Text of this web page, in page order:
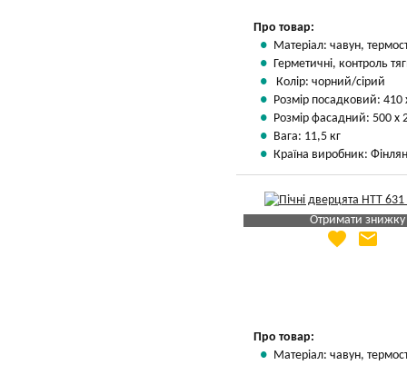
Про товар:
Матеріал: чавун,
Герметичні, контроль
Колір: чорний/сірий
Розмір посадковий:
Розмір фасадний: 500 х
Вага: 11,5 кг
Країна виробник:
Отримати знижку
Яка Ваша ціна
favorite email
Про товар:
Матеріал: чавун,